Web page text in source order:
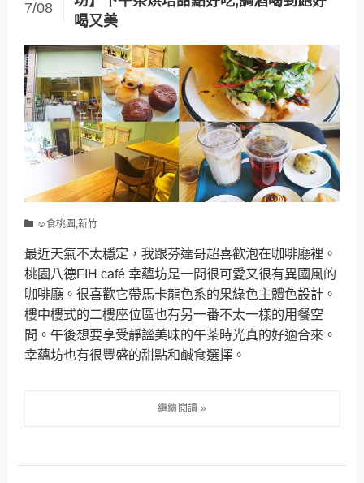
喝又美
7/08
☺食桃園,新竹
最近天氣不太穩定，我跟芬達哥超喜歡泡在咖啡廳裡。
桃園八德FIH café 幸蘊坊是一間很可愛又很有異國風的
咖啡廳。很喜歡它帶馬卡龍色系的果綠色主體色設計。
樓中樓式的二樓座位區也有另一番不太一樣的用餐空
間。午後想要享受靜謐美味的午茶時光真的好適合來。
幸蘊坊也有很豐盛的甜點和鹹食選擇。